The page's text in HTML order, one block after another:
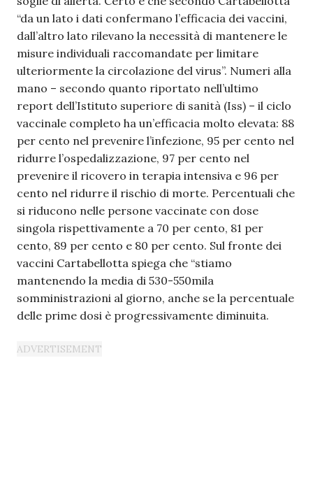
“da un lato i dati confermano l’efficacia dei vaccini,
dall’altro lato rilevano la necessità di mantenere le
misure individuali raccomandate per limitare
ulteriormente la circolazione del virus”. Numeri alla
mano – secondo quanto riportato nell’ultimo
report dell’Istituto superiore di sanità (Iss) – il ciclo
vaccinale completo ha un’efficacia molto elevata: 88
per cento nel prevenire l’infezione, 95 per cento nel
ridurre l’ospedalizzazione, 97 per cento nel
prevenire il ricovero in terapia intensiva e 96 per
cento nel ridurre il rischio di morte. Percentuali che
si riducono nelle persone vaccinate con dose
singola rispettivamente a 70 per cento, 81 per
cento, 89 per cento e 80 per cento. Sul fronte dei
vaccini Cartabellotta spiega che “stiamo
mantenendo la media di 530-550mila
somministrazioni al giorno, anche se la percentuale
delle prime dosi è progressivamente diminuita.